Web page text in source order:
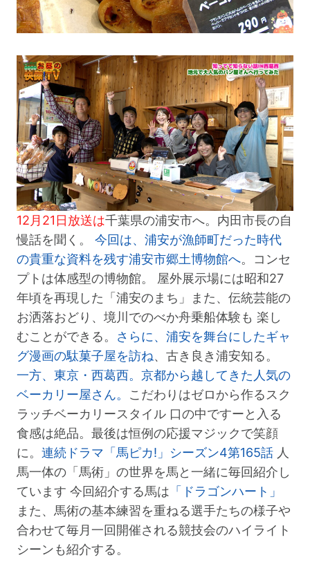
12月21日放送は千葉県の浦安市へ。内田市長の自
慢話を聞く。 今回は、浦安が漁師町だった時代
の貴重な資料を残す浦安市郷土博物館へ。コンセ
プトは体感型の博物館。 屋外展示場には昭和27
年頃を再現した「浦安のまち」また、伝統芸能の
お洒落おどり、境川でのべか舟乗船体験も 楽し
むことができる。 さらに、浦安を舞台にしたギャ
グ漫画の駄菓子屋を訪ね、古き良き浦安知る。
一方、東京・西葛西。京都から越してきた人気の
ベーカリー屋さん。 こだわりはゼロから作るスク
ラッチベーカリースタイル 口の中ですーと入る
食感は絶品。最後は恒例の応援マジックで笑顔
に。 連続ドラマ「馬ピカ!」シーズン4第165話 人
馬一体の「馬術」の世界を馬と一緒に毎回紹介し
ています 今回紹介する馬は 「ドラゴンハート」
また、馬術の基本練習を重ねる選手たちの様子や
合わせて毎月一回開催される競技会のハイライト
シーンも紹介する。